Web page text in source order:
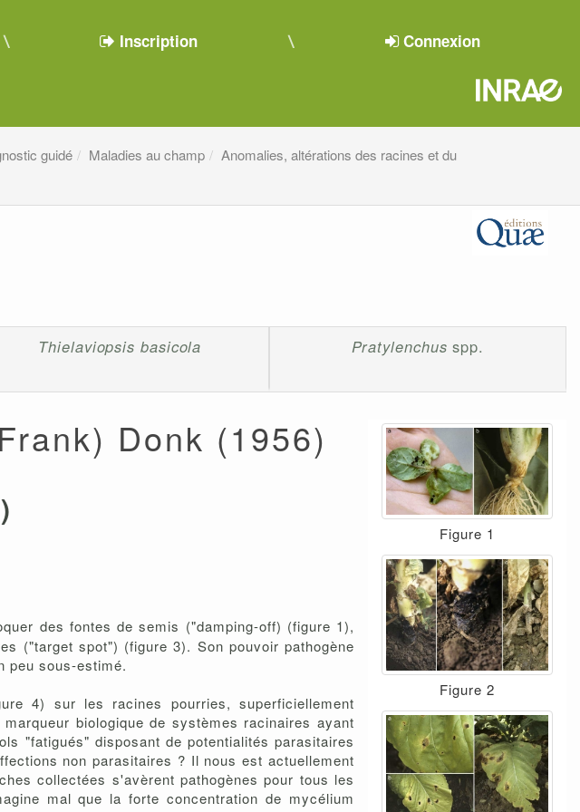
Inscription Connexion
guidé Maladies au champ
Anomalies, altérations des racines et du
Thielaviopsis basicola Pratylenchus spp.
Donk (1956)
des fontes de semis ("damping-off) (figure 1),
("target spot") (figure 3). Son pouvoir pathogène
peu sous-estimé.
4) sur les racines pourries, superficiellement
biologique de systèmes racinaires ayant
"fatigués" disposant de potentialités parasitaires
non parasitaires ? Il nous est actuellement
collectées s'avèrent pathogènes pour tous les
mal que la forte concentration de mycélium
Figure 1
Figure 2